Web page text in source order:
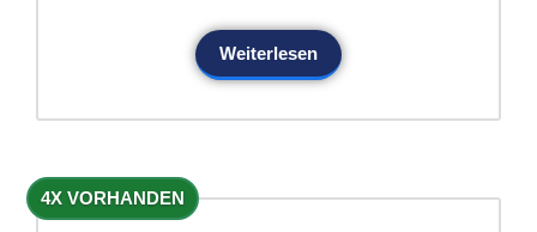
Weiterlesen
4X VORHANDEN